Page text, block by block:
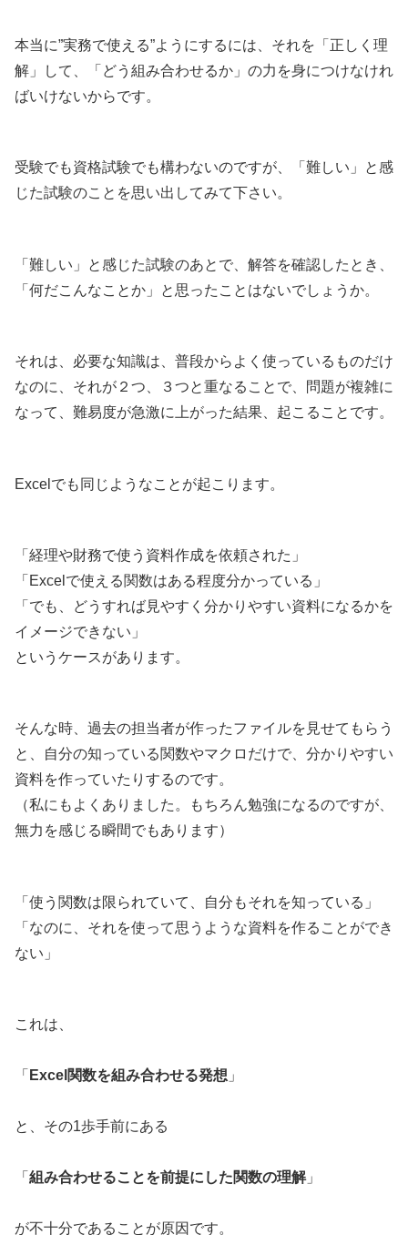
本当に”実務で使える”ようにするには、それを「正しく理
解」して、「どう組み合わせるか」の力を身につけなけれ
ばいけないからです。
受験でも資格試験でも構わないのですが、「難しい」と感
じた試験のことを思い出してみて下さい。
「難しい」と感じた試験のあとで、解答を確認したとき、
「何だこんなことか」と思ったことはないでしょうか。
それは、必要な知識は、普段からよく使っているものだけ
なのに、それが２つ、３つと重なることで、問題が複雑に
なって、難易度が急激に上がった結果、起こることです。
Excelでも同じようなことが起こります。
「経理や財務で使う資料作成を依頼された」
「Excelで使える関数はある程度分かっている」
「でも、どうすれば見やすく分かりやすい資料になるかを
イメージできない」
というケースがあります。
そんな時、過去の担当者が作ったファイルを見せてもらう
と、自分の知っている関数やマクロだけで、分かりやすい
資料を作っていたりするのです。
（私にもよくありました。もちろん勉強になるのですが、
無力を感じる瞬間でもあります）
「使う関数は限られていて、自分もそれを知っている」
「なのに、それを使って思うような資料を作ることができ
ない」
これは、
「 Excel関数を組み合わせる発想 」
と、その1歩手前にある
「 組み合わせることを前提にした関数の理解」
が不十分であることが原因です。